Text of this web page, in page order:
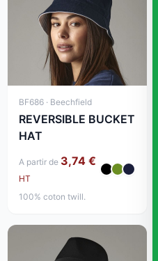
BF686 · Beechfield
REVERSIBLE BUCKET
HAT
A partir de 3,74 €
HT
100% coton twill.